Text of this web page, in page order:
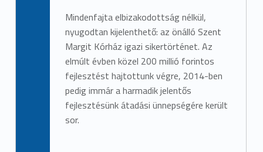
Mindenfajta elbizakodottság nélkül,
nyugodtan kijelenthető: az önálló Szent
Margit Kórház igazi sikertörténet. Az
elmúlt évben közel 200 millió forintos
fejlesztést hajtottunk végre, 2014-ben
pedig immár a harmadik jelentős
fejlesztésünk átadási ünnepségére került
sor.